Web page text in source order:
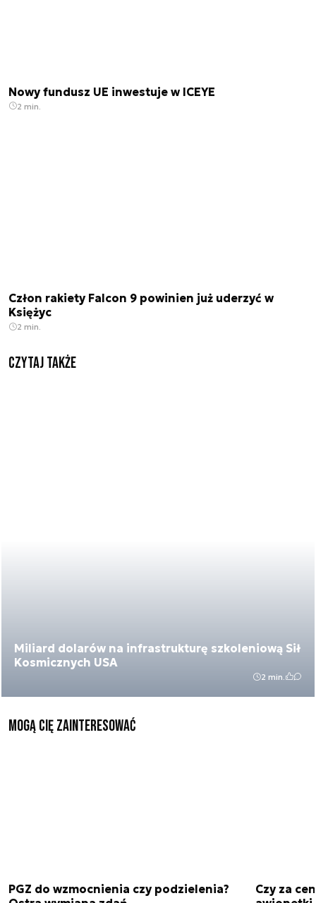
Nowy fundusz UE inwestuje w ICEYE
2 min.
Człon rakiety Falcon 9 powinien już uderzyć w
Księżyc
2 min.
Czytaj także
Miliard dolarów na infrastrukturę szkoleniową Sił
Kosmicznych USA
2 min.
Mogą Cię zainteresować
PGZ do wzmocnienia czy podzielenia?
Czy za